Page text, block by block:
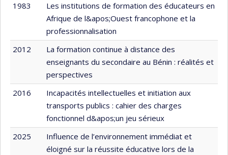
1983
Les institutions de formation des éducateurs en
Afrique de l&apos;Ouest francophone et la
professionnalisation
2012
La formation continue à distance des
enseignants du secondaire au Bénin : réalités et
perspectives
2016
Incapacités intellectuelles et initiation aux
transports publics : cahier des charges
fonctionnel d&apos;un jeu sérieux
2025
Influence de l’environnement immédiat et
éloigné sur la réussite éducative lors de la